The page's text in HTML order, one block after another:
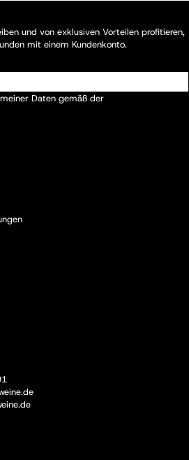
und von exklusiven Vorteilen profitieren,
mit einem Kundenkonto.
Daten gemäß der